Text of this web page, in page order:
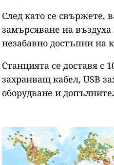
След като се свържете,
замърсяване на
незабавно достъпни на
Станцията се доставя с
захранващ кабел, USB
оборудване и